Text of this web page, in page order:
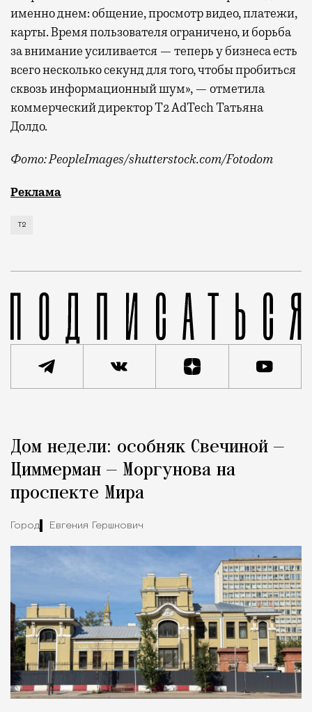
именно днем: общение, просмотр видео, платежи,
карты. Время пользователя ограничено, и борьба
за внимание усиливается — теперь у бизнеса есть
всего несколько секунд для того, чтобы пробиться
сквозь информационный шум», — отметила
коммерческий директор Т2 AdTech Татьяна
Долдо.
Фото: PeopleImages/shutterstock.com/Fotodom
Мобильный оператор Т2 изучил модели интернет-
Реклама
Т2
Город
Дом недели: особняк Свечиной —
Циммерман — Моргунова на
проспекте Мира
Город Евгения Гершкович